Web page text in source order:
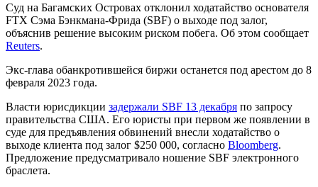
Суд на Багамских Островах отклонил ходатайство основателя
FTX Сэма Бэнкмана-Фрида (SBF) о выходе под залог,
объяснив решение высоким риском побега. Об этом сообщает
Reuters.
Экс-глава обанкротившейся биржи останется под арестом до 8
февраля 2023 года.
Власти юрисдикции задержали SBF 13 декабря по запросу
правительства США. Его юристы при первом же появлении в
суде для предъявления обвинений внесли ходатайство о
выходе клиента под залог $250 000, согласно Bloomberg.
Предложение предусматривало ношение SBF электронного
браслета.